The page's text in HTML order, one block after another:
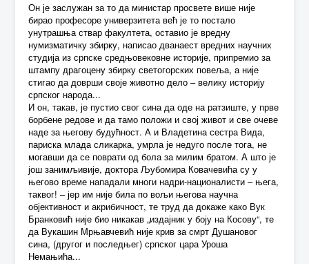
Он је заслужан за то да министар просвете више није
бирао професоре универзитета већ је то постало
унутрашња ствар факултета, оставио је вредну
нумизматичку збирку, написао дванаест вредних научних
студија из српске средњовековне историје, припремио за
штампу драгоцену збирку светогорских повеља, а није
стигао да доврши своје животно дело – велику историју
српског народа...
И он, такав, је пустио свог сина да оде на ратзиште, у прве
борбене редове и да тамо положи и свој живот и све очеве
наде за његову будућност. А и Владетина сестра Вида,
париска млада сликарка, умрла је недуго после тога, не
могавши да се поврати од бола за милим братом. А што је
још занимљивије, доктора Љубомира Ковачевића су у
његово време нападали многи надри-националисти – њега,
таквог! – јер им није била по вољи његова научна
објективност и акрибичност, те труд да докаже како Вук
Бранковић није био никакав „издајник у боју на Косову“, те
да Вукашин Мрњавчевић није крив за смрт Душановог
сина, (другог и последњег) српског цара Уроша
Немањића...